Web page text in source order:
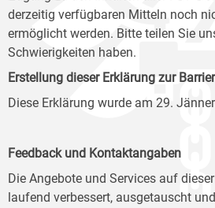
derzeitig verfügbaren Mitteln noch
ermöglicht werden. Bitte teilen Sie
Schwierigkeiten haben.
Erstellung dieser Erklärung zur
Diese Erklärung wurde am 29.
Feedback und Kontaktangaben
Die Angebote und Services auf
laufend verbessert, ausgetauscht